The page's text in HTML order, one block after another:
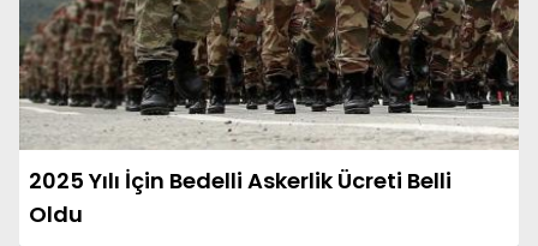
2025 Yılı İçin Bedelli Askerlik Ücreti Belli
Oldu